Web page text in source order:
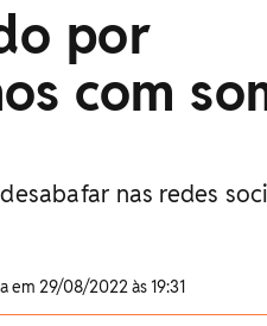
por
com
nas redes
em 29/08/2022 às 19:31